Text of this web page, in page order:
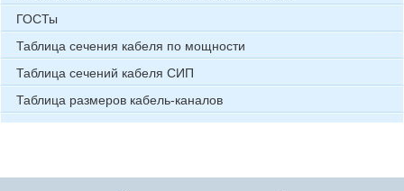
ГОСТы
Таблица сечения кабеля по мощности
Таблица сечений кабеля СИП
Таблица размеров кабель-каналов